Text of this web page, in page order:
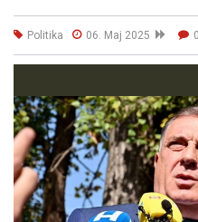
Politika 06. Maj 2025 0